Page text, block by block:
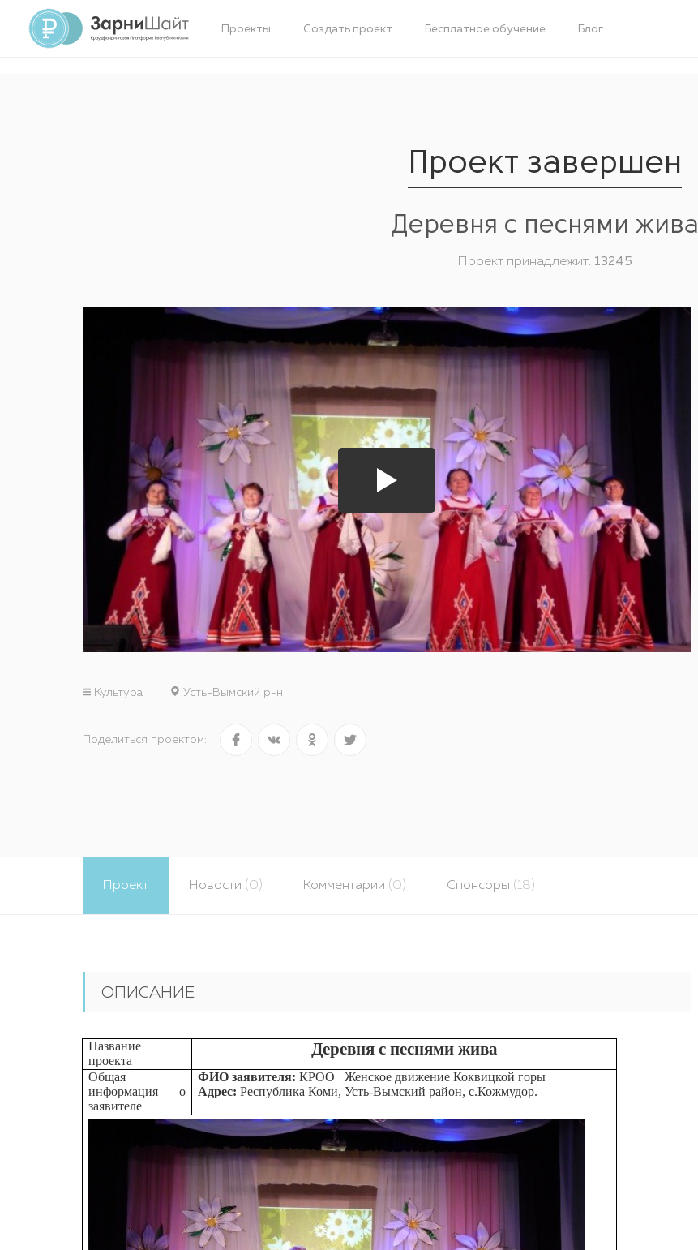
Проекты Создать проект Бесплатное обучение Блог
Проект завершен
Деревня с песнями жива
Проект принадлежит: 13245
Культура Усть-Вымский р-н
Поделиться проектом:
Проект Новости (0) Комментарии (0) Спонсоры (18)
ОПИСАНИЕ
Название
проекта
Деревня с песнями жива
Общая
информация о
заявителе
ФИО заявителя:КРОО Женское движение Коквицкой горы
Адрес:Республика Коми, Усть-Вымский район, с.Кожмудор.